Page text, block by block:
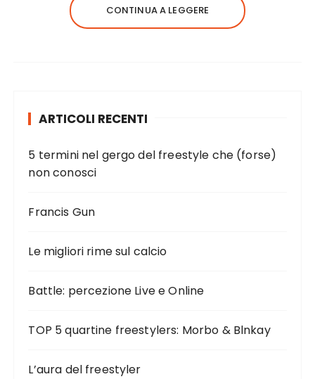
CONTINUA A LEGGERE
ARTICOLI RECENTI
5 termini nel gergo del freestyle che (forse)
non conosci
Francis Gun
Le migliori rime sul calcio
Battle: percezione Live e Online
TOP 5 quartine freestylers: Morbo & Blnkay
L’aura del freestyler